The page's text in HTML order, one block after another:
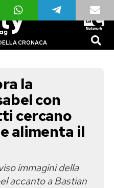
CRONACA
la
con
cercano
alimenta il
immagini della
accanto a Bastian